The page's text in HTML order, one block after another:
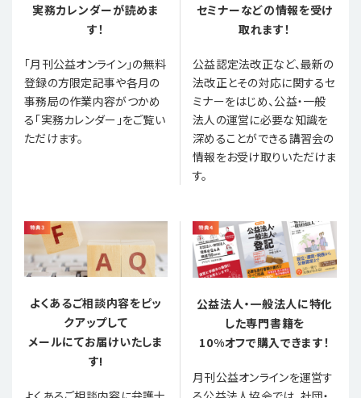
実務カレンダーが読めま
す！
「月刊公益オンライン」の無料
登録の方限定記事や各月の
事務局の作業内容がつかめ
る「実務カレンダー」をご覧い
ただけます。
セミナーなどの情報を受け
取れます！
公益認定法改正など、最新の
法改正とその対応に関するセ
ミナーをはじめ、公益・一般
法人の運営に必要な知識を
深めることができる講習会の
情報をお受け取りいただけま
す。
よくあるご相談内容をピッ
クアップして
メールにてお届けいたしま
す!
公益法人・一般法人に特化
した専門書籍を
10%オフで購入できます！
月刊公益オンラインを運営す